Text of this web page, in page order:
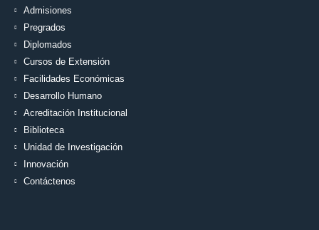
Admisiones
Pregrados
Diplomados
Cursos de Extensión
Facilidades Económicas
Desarrollo Humano
Acreditación Institucional
Biblioteca
Unidad de Investigación
Innovación
Contáctenos